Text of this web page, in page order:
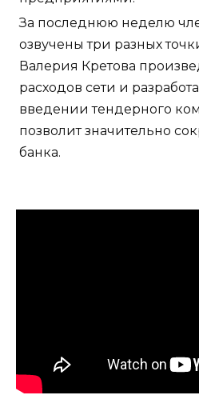
За последнюю неделю
озвучены три разных
Валерия Кретова
расходов сети и
введении тендерного
позволит значительно
банка.